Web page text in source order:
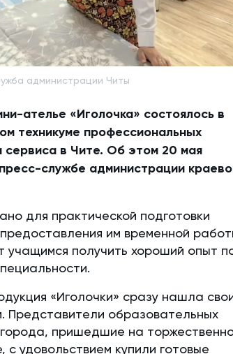
администрации Читы
ателье «Иголочка» состоялось в
техникуме профессиональных
сервиса в Чите. Об этом 20 мая
службе администрации
для практической подготовки
им временной
учащимся получить хороший опыт
«Иголочки» сразу нашла
Представители образовательных
пришедшие на
с удовольствием купили готовые